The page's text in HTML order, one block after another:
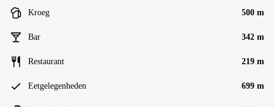
Kroeg 500 m
Bar 342 m
Restaurant 219 m
Eetgelegenheden 699 m